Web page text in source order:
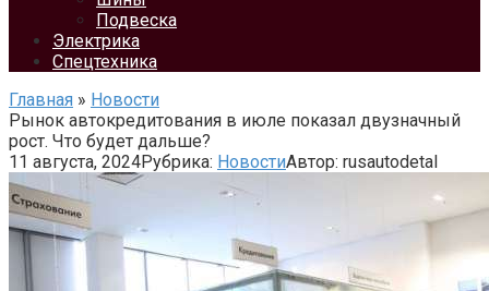
Подвеска
Электрика
Спецтехника
Главная » Новости
Рынок автокредитования в июле показал двузначный
рост. Что будет дальше?
11 августа, 2024Рубрика: НовостиАвтор: rusautodetal